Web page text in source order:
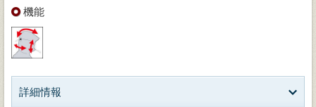
機能
詳細情報